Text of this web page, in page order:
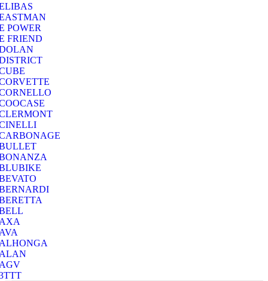
POWER
FRIEND